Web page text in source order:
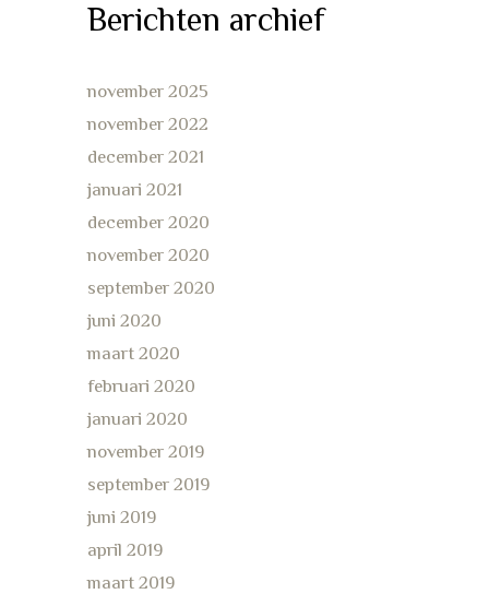
Berichten archief
november 2025
november 2022
december 2021
januari 2021
december 2020
november 2020
september 2020
juni 2020
maart 2020
februari 2020
januari 2020
november 2019
september 2019
juni 2019
april 2019
maart 2019